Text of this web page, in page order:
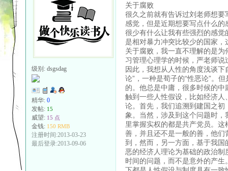
级别: dsgsdag
精华: 0
发帖: 15
威望: 15 点
金钱: 150 RMB
注册时间:2013-03-23
最后登录:2013-09-06
关于腐败
很久之前就有告诉过刘老师想
感觉，但是近期想要写点什么
很少有什么让我有些强烈的感
是相对暴力冲突比较少的国家
关于腐败，我一直不理解的是
习管理心理学的时候，严老师
因此，我想从人性的角度浅谈
论”，一种是荀子的“性恶论”。
的。他总是中庸，很多时候的
触到一些人性假设，比如经济
论。首先，我们追溯到建国之
象。当然，涉及到这个问题时
里掌握实权的都是共产党员。
善，并且还不是一般的善，他
到，然而，另一方面，基于我
恶的经济人理论为基础的政治
时间的问题，而不是意外的产